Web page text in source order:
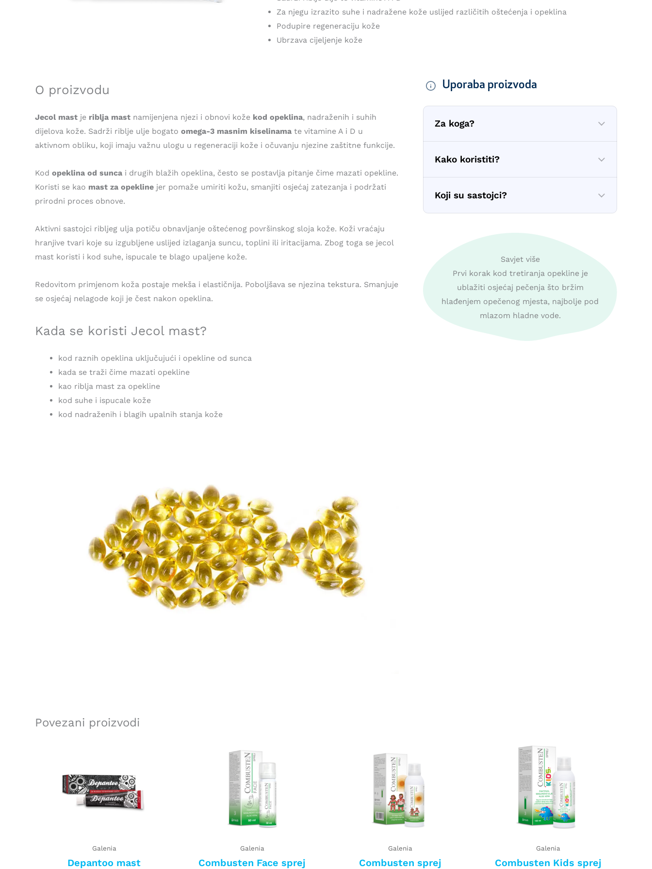
Za njegu izrazito suhe i nadražene kože uslijed različitih oštećenja i opeklina
Podupire regeneraciju kože
Ubrzava cijeljenje kože
O proizvodu
Jecol mast je riblja mast namijenjena njezi i obnovi kože kod opeklina, nadraženih i suhih
dijelova kože. Sadrži riblje ulje bogato omega-3 masnim kiselinama te vitamine A i D u
aktivnom obliku, koji imaju važnu ulogu u regeneraciji kože i očuvanju njezine zaštitne funkcije.
Kod opeklina od sunca i drugih blažih opeklina, često se postavlja pitanje čime mazati opekline.
Koristi se kao mast za opekline jer pomaže umiriti kožu, smanjiti osjećaj zatezanja i podržati
prirodni proces obnove.
Aktivni sastojci ribljeg ulja potiču obnavljanje oštećenog površinskog sloja kože. Koži vraćaju
hranjive tvari koje su izgubljene uslijed izlaganja suncu, toplini ili iritacijama. Zbog toga se jecol
mast koristi i kod suhe, ispucale te blago upaljene kože.
Redovitom primjenom koža postaje mekša i elastičnija. Poboljšava se njezina tekstura. Smanjuje
se osjećaj nelagode koji je čest nakon opeklina.
Kada se koristi Jecol mast?
kod raznih opeklina uključujući i opekline od sunca
kada se traži čime mazati opekline
kao riblja mast za opekline
kod suhe i ispucale kože
kod nadraženih i blagih upalnih stanja kože
Uporaba proizvoda
Za koga?
Kako koristiti?
Koji su sastojci?
Savjet više
Prvi korak kod tretiranja opekline je
ublažiti osjećaj pečenja što bržim
hlađenjem opečenog mjesta, najbolje pod
mlazom hladne vode.
Povezani proizvodi
Galenia
Depantoo mast
Galenia
Combusten Face sprej
Galenia
Combusten sprej
Galenia
Combusten Kids sprej